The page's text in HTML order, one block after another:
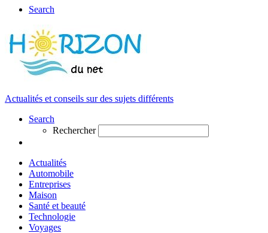
Search
Actualités et conseils sur des sujets différents
Search
Rechercher
Actualités
Automobile
Entreprises
Maison
Santé et beauté
Technologie
Voyages